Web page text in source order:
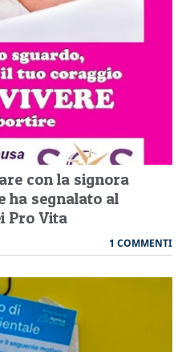
con la signora
ha segnalato al
Pro Vita
1 COMMENTI